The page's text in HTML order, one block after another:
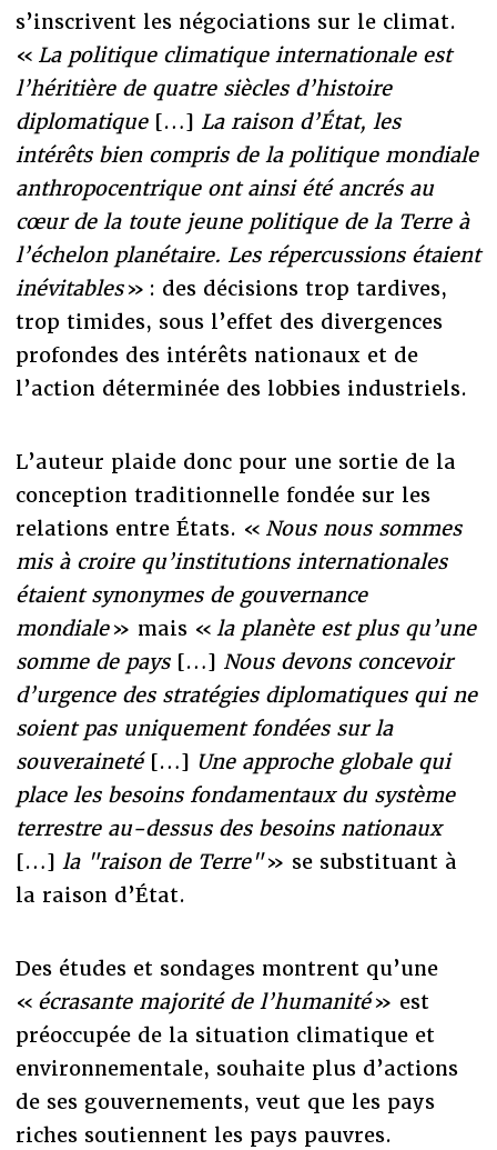
s’inscrivent les négociations sur le climat.
« La politique climatique internationale est
l’héritière de quatre siècles d’histoire
diplomatique[…] La raison d’État, les
intérêts bien compris de la politique mondiale
anthropocentrique ont ainsi été ancrés au
cœur de la toute jeune politique de la Terre à
l’échelon planétaire. Les répercussions étaient
inévitables» : des décisions trop tardives,
trop timides, sous l’effet des divergences
profondes des intérêts nationaux et de
l’action déterminée des lobbies industriels.
L’auteur plaide donc pour une sortie de la
conception traditionnelle fondée sur les
relations entre États. « Nous nous sommes
mis à croire qu’institutions internationales
étaient synonymes de gouvernance
mondiale» mais « la planète est plus qu’une
somme de pays[…] Nous devons concevoir
d’urgence des stratégies diplomatiques qui ne
soient pas uniquement fondées sur la
souveraineté[…] Une approche globale qui
place les besoins fondamentaux du système
terrestre au-dessus des besoins nationaux
[…] la "raison de Terre"» se substituant à
la raison d’État.
Des études et sondages montrent qu’une
« écrasante majorité de l’humanité» est
préoccupée de la situation climatique et
environnementale, souhaite plus d’actions
de ses gouvernements, veut que les pays
riches soutiennent les pays pauvres.